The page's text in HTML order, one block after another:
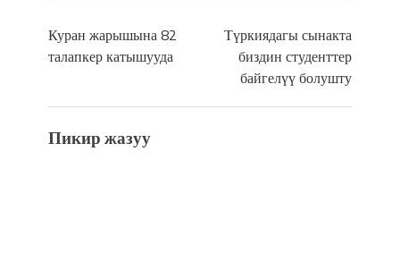
Куран жарышына 82
талапкер катышууда
Түркиядагы сынакта
биздин студенттер
байгелүү болушту
Пикир жазуу